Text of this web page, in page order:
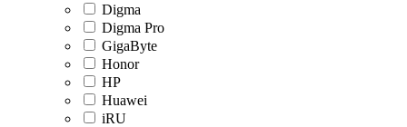
Digma
Digma Pro
GigaByte
Honor
HP
Huawei
iRU